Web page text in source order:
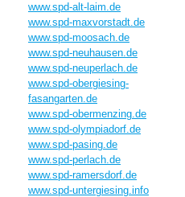
www.spd-alt-laim.de
www.spd-maxvorstadt.de
www.spd-moosach.de
www.spd-neuhausen.de
www.spd-neuperlach.de
www.spd-obergiesing-
fasangarten.de
www.spd-obermenzing.de
www.spd-olympiadorf.de
www.spd-pasing.de
www.spd-perlach.de
www.spd-ramersdorf.de
www.spd-untergiesing.info